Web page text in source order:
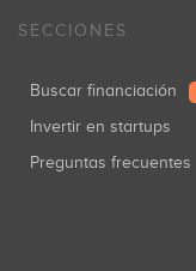
SECCIONES
Buscar financiación
Invertir en startups
Preguntas frecuentes